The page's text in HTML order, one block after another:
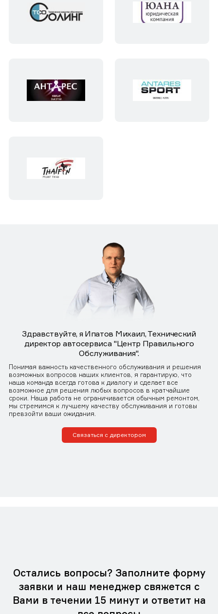
Здравствуйте, я Ипатов Михаил, Технический
директор автосервиса "Центр Правильного
Обслуживания".
Понимая важность качественного обслуживания и решения
возможных вопросов наших клиентов, я гарантирую, что
наша команда всегда готова к диалогу и сделает все
возможное для решения любых вопросов в кратчайшие
сроки. Наша работа не ограничивается обычным ремонтом,
мы стремимся к лучшему качеству обслуживания и готовы
превзойти ваши ожидания.
Связаться с директором
Остались вопросы? Заполните форму
заявки и наш менеджер свяжется с
Вами в течении 15 минут и ответит на